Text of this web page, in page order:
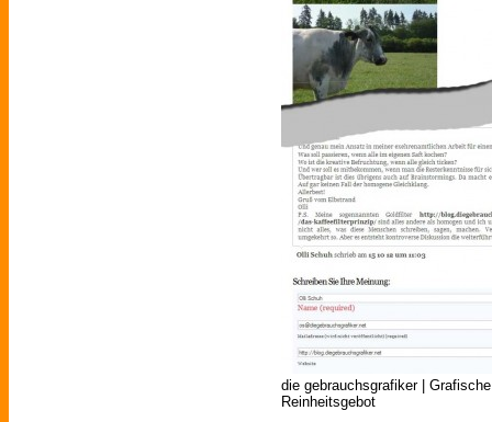
die gebrauchsgrafiker |
Reinheitsgebot